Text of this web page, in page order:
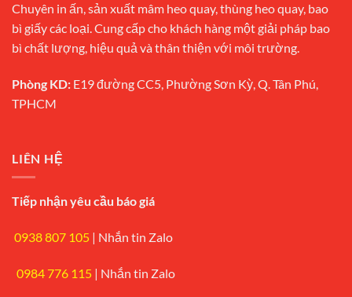
Chuyên in ấn, sản xuất mâm heo quay, thùng heo quay, bao
bì giấy các loại. Cung cấp cho khách hàng một giải pháp bao
bì chất lượng, hiệu quả và thân thiện với môi trường.
Phòng KD: E19 đường CC5, Phường Sơn Kỳ, Q. Tân Phú,
TPHCM
LIÊN HỆ
Tiếp nhận yêu cầu báo giá
0938 807 105 | Nhắn tin Zalo
0984 776 115 | Nhắn tin Zalo